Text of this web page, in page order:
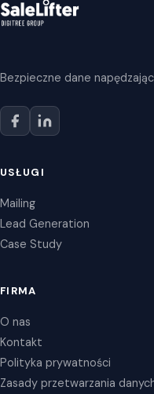
Bezpieczne dane
USŁUGI
Mailing
Lead Generation
Case Study
FIRMA
O nas
Kontakt
Polityka prywatności
Zasady przetwarzania